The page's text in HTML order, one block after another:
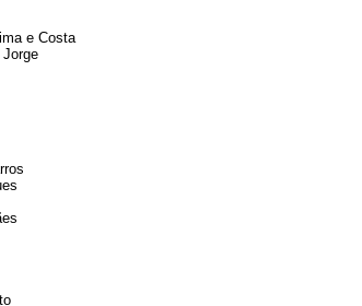
e Costa
Jorge